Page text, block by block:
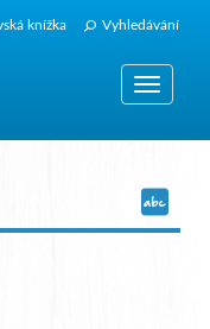
knížka Vyhledávání